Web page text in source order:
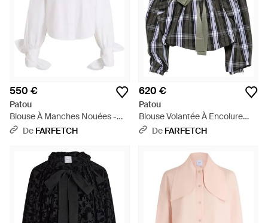
550 €
Patou
Blouse À Manches Nouées -
Blanc
De FARFETCH
620 €
Patou
Blouse Volantée À Encolure
Ronde Et Carreaux - Noir
De FARFETCH